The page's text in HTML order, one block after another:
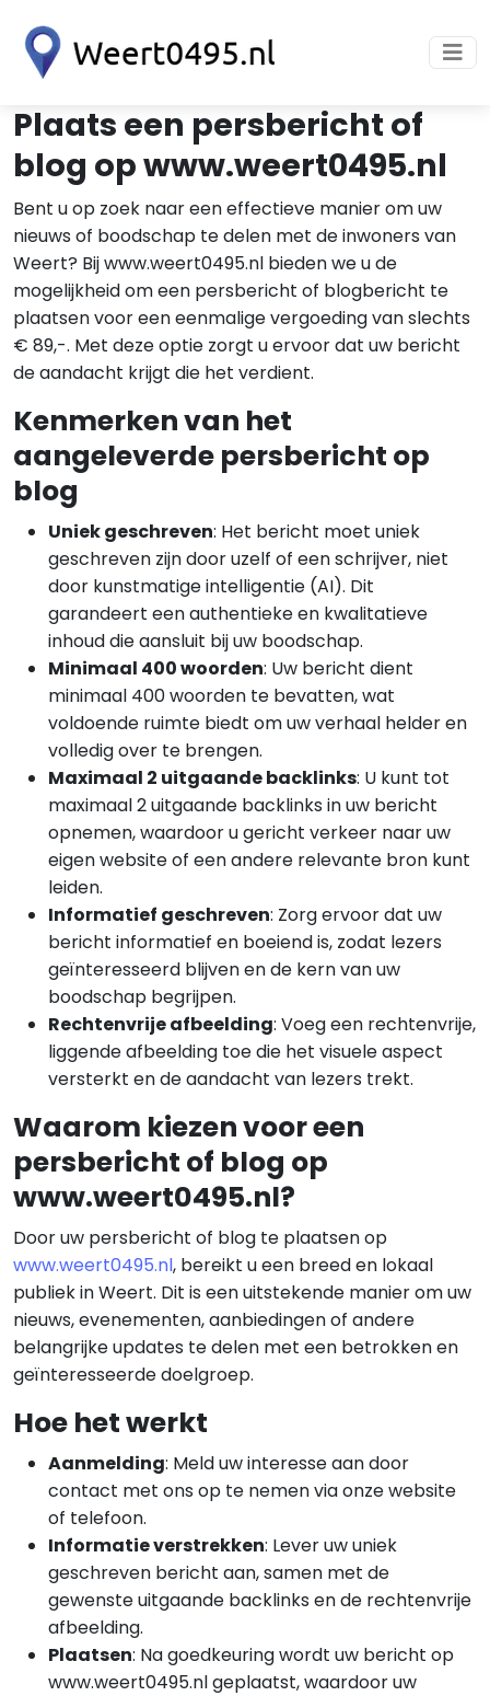
Plaats een persbericht of
blog op www.weert0495.nl
Bent u op zoek naar een effectieve manier om uw
nieuws of boodschap te delen met de inwoners van
Weert? Bij www.weert0495.nl bieden we u de
mogelijkheid om een persbericht of blogbericht te
plaatsen voor een eenmalige vergoeding van slechts
€ 89,-. Met deze optie zorgt u ervoor dat uw bericht
de aandacht krijgt die het verdient.
Kenmerken van het
aangeleverde persbericht op
blog
Uniek geschreven: Het bericht moet uniek
geschreven zijn door uzelf of een schrijver, niet
door kunstmatige intelligentie (AI). Dit
garandeert een authentieke en kwalitatieve
inhoud die aansluit bij uw boodschap.
Minimaal 400 woorden: Uw bericht dient
minimaal 400 woorden te bevatten, wat
voldoende ruimte biedt om uw verhaal helder en
volledig over te brengen.
Maximaal 2 uitgaande backlinks: U kunt tot
maximaal 2 uitgaande backlinks in uw bericht
opnemen, waardoor u gericht verkeer naar uw
eigen website of een andere relevante bron kunt
leiden.
Informatief geschreven: Zorg ervoor dat uw
bericht informatief en boeiend is, zodat lezers
geïnteresseerd blijven en de kern van uw
boodschap begrijpen.
Rechtenvrije afbeelding: Voeg een rechtenvrije,
liggende afbeelding toe die het visuele aspect
versterkt en de aandacht van lezers trekt.
Waarom kiezen voor een
persbericht of blog op
www.weert0495.nl?
Door uw persbericht of blog te plaatsen op
www.weert0495.nl, bereikt u een breed en lokaal
publiek in Weert. Dit is een uitstekende manier om uw
nieuws, evenementen, aanbiedingen of andere
belangrijke updates te delen met een betrokken en
geïnteresseerde doelgroep.
Hoe het werkt
Aanmelding: Meld uw interesse aan door
contact met ons op te nemen via onze website
of telefoon.
Informatie verstrekken: Lever uw uniek
geschreven bericht aan, samen met de
gewenste uitgaande backlinks en de rechtenvrije
afbeelding.
Plaatsen: Na goedkeuring wordt uw bericht op
www.weert0495.nl geplaatst, waardoor uw